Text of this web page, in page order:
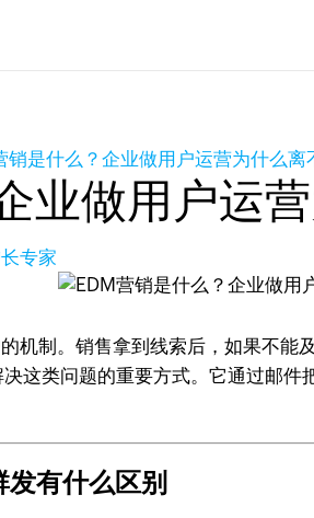
销是什么？企业做用户运营为什么离
业做用户运
专家
机制。销售拿到线索后，如果不
决这类问题的重要方式。它通过邮件
有什么区别